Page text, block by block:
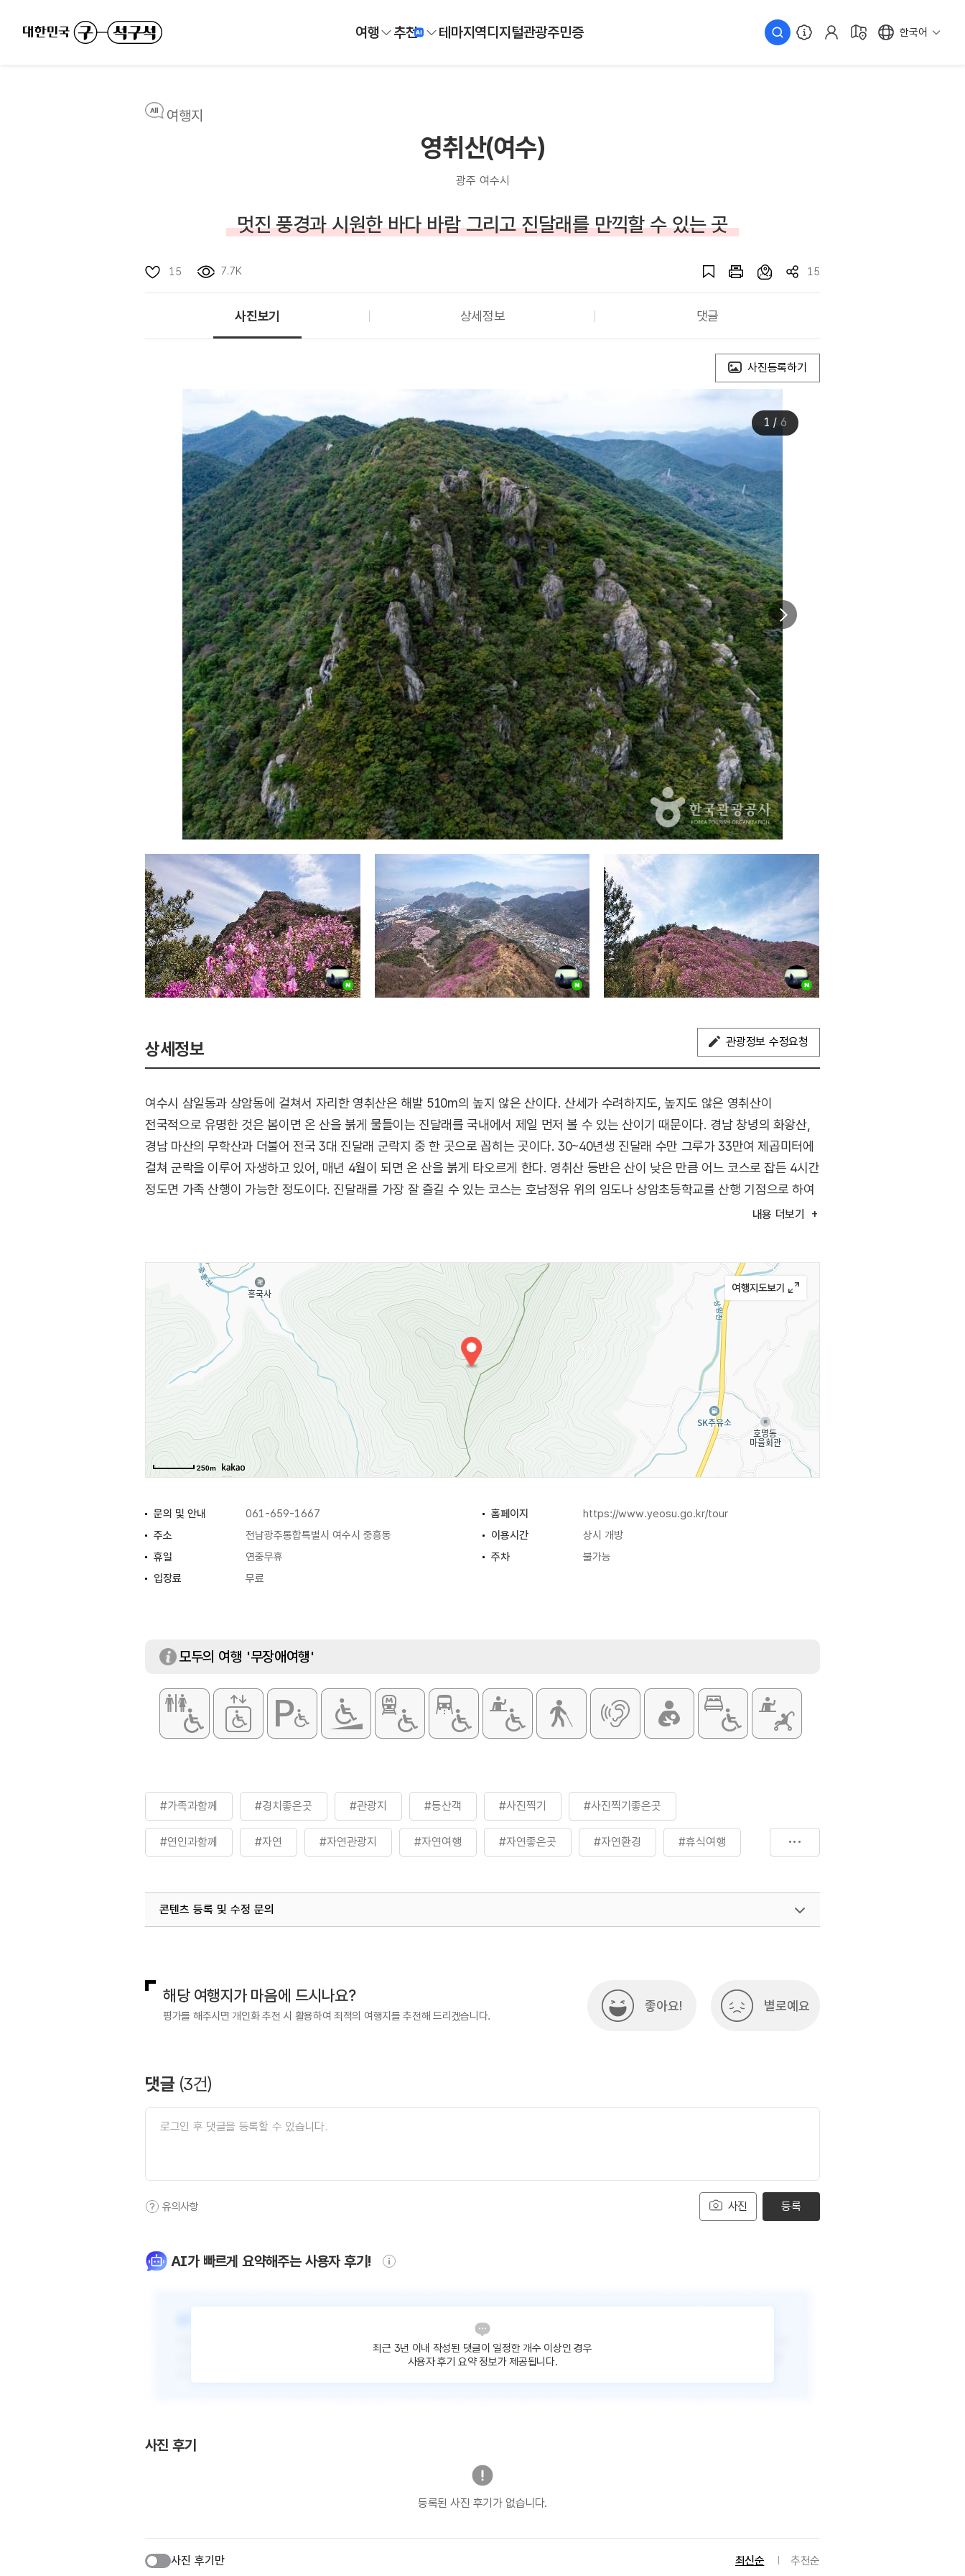
여행 추천 테마지역디지털관광주민증 한국어
여행지
영취산(여수)
광주 여수시
멋진 풍경과 시원한 바다 바람 그리고 진달래를 만끽할 수 있는 곳
15 7.7K 15
사진보기 상세정보 댓글
사진등록하기
1 / 6
상세정보 관광정보 수정요청
여수시 삼일동과 상암동에 걸쳐서 자리한 영취산은 해발 510m의 높지 않은 산이다. 산세가 수려하지도, 높지도 않은 영취산이
전국적으로 유명한 것은 봄이면 온 산을 붉게 물들이는 진달래를 국내에서 제일 먼저 볼 수 있는 산이기 때문이다. 경남 창녕의 화왕산,
경남 마산의 무학산과 더불어 전국 3대 진달래 군락지 중 한 곳으로 꼽히는 곳이다. 30~40년생 진달래 수만 그루가 33만여 제곱미터에
걸쳐 군락을 이루어 자생하고 있어, 매년 4월이 되면 온 산을 붉게 타오르게 한다. 영취산 등반은 산이 낮은 만큼 어느 코스로 잡든 4시간
정도면 가족 산행이 가능한 정도이다. 진달래를 가장 잘 즐길 수 있는 코스는 호남정유 위의 임도나 상암초등학교를 산행 기점으로 하여
450m 봉을 거쳐 영취산 정상으로 올라 봉우재로 내려선 뒤 진래봉으로 다시 오르고 진래봉에서 헬기장, 439m 봉을 지나 갈림길에서
조절하여야 한다. 영취산은 매년 4월이면 진달래 축제를 개최한다. 축제 기간 중에는 영취산 산신제, 청소년 백일장, 사진 촬영대회,
진달래 아가씨 선발대회, 향토 먹을거리 등 다채로운 행사들이 펼쳐져 진달래를 찾아온 상춘객들에게 볼거리와 먹거리를 제공하고 있다.
영취산이란 이름은 석가모니가 최후로 설법했던 인도의 영취산에서 그 이름을 따온 것으로 추측된다.
내용 더보기
250m
문의 및 안내 061-659-1667 홈페이지
https://www.yeosu.go.kr/tour
주소
전남광주통합특별시 여수시 중흥동 이용시간
상시 개방
휴일
연중무휴 주차
불가능
입장료
무료
모두의 여행 '무장애여행'
#가족과함께 #경치좋은곳 #관광지 #등산객 #사진찍기 #사진찍기좋은곳
#연인과함께 #자연 #자연관광지 #자연여행 #자연좋은곳 #자연환경 #휴식여행
콘텐츠 등록 및 수정 문의
해당 여행지가 마음에 드시나요?
평가를 해주시면 개인화 추천 시 활용하여 최적의 여행지를 추천해 드리겠습니다.
좋아요! 별로예요
댓글 (3건)
사진
유의사항 등록
AI가 빠르게 요약해주는 사용자 후기!
최근 3년 이내 작성된 댓글이 일정한 개수 이상인 경우
사용자 후기 요약 정보가 제공됩니다.
사진 후기
등록된 사진 후기가 없습니다.
사진 후기만 최신순 추천순